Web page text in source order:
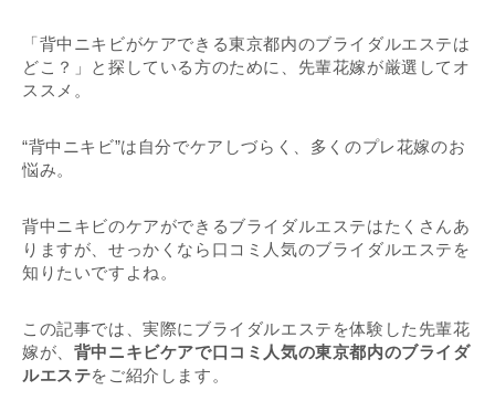
「背中ニキビがケアできる東京都内のブライダルエステは
どこ？」と探している方のために、先輩花嫁が厳選してオ
ススメ。
“背中ニキビ”は自分でケアしづらく、多くのプレ花嫁のお
悩み。
背中ニキビのケアができるブライダルエステはたくさんあ
りますが、せっかくなら口コミ人気のブライダルエステを
知りたいですよね。
この記事では、実際にブライダルエステを体験した先輩花
嫁が、 背中ニキビケアで口コミ人気の東京都内のブライダ
ルエステをご紹介します。